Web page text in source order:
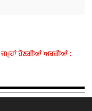
ਹੋਣਗੀਆਂ ਅਰਜ਼ੀਆਂ :